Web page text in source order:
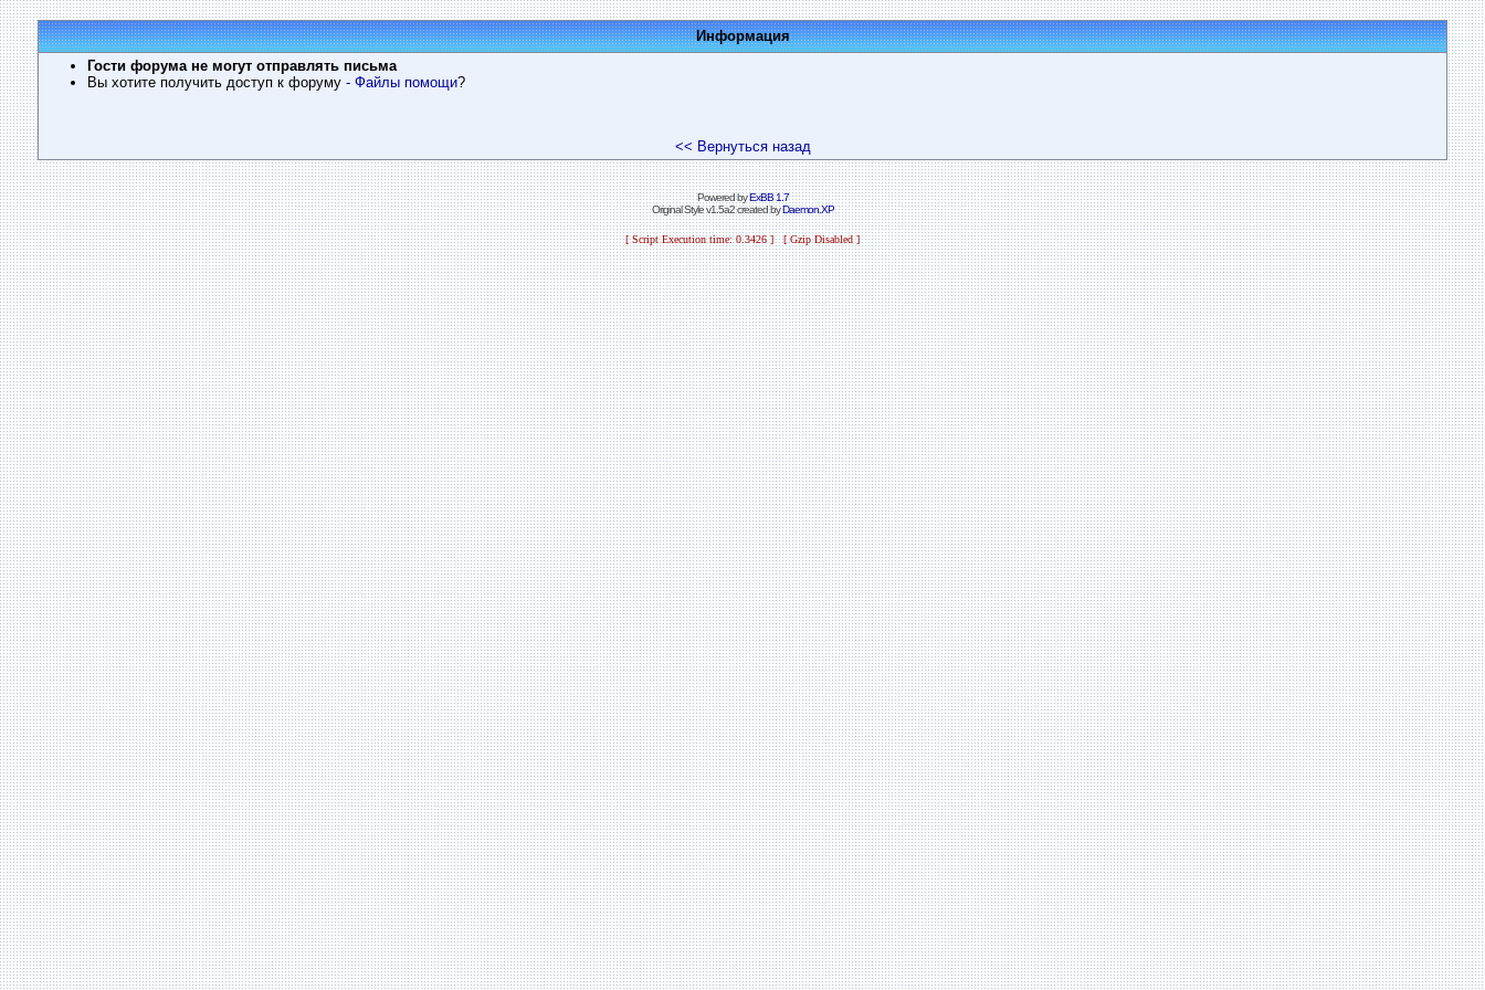
Информация
Гости форума не могут отправлять письма
Вы хотите получить доступ к форуму - Файлы помощи?
<< Вернуться назад
Powered byExBB 1.7
Original Style v1.5a2 created byDaemon.XP
[ Script Execution time: 0.3426 ] [ Gzip Disabled ]